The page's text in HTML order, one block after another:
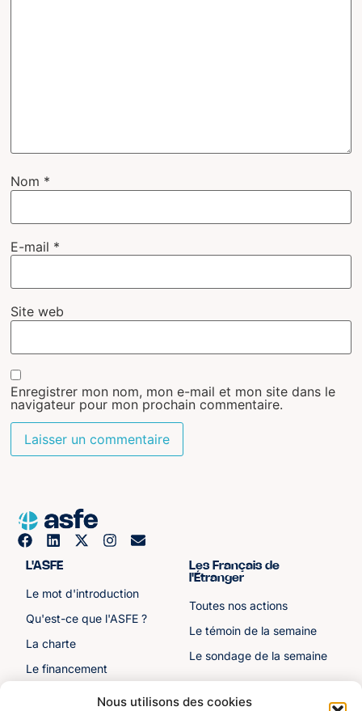
Nous utilisons des cookies
Nom *
E-mail *
Site web
Enregistrer mon nom, mon e-mail et mon site dans le
navigateur pour mon prochain commentaire.
L'ASFE
Le mot d'introduction
Qu'est-ce que l'ASFE ?
La charte
Le financement
Les Français de
l'Étranger
Toutes nos actions
Le témoin de la semaine
Le sondage de la semaine